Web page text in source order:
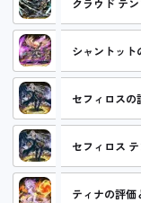
クラウド テ
シャントット
セフィロスの
セフィロス
ティナの評価